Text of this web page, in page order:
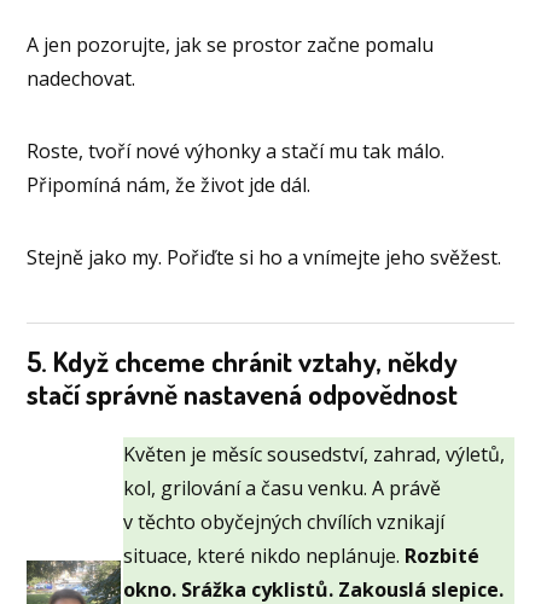
A jen pozorujte, jak se prostor začne pomalu
nadechovat.
Roste, tvoří nové výhonky a stačí mu tak málo.
Připomíná nám, že život jde dál.
Stejně jako my. Pořiďte si ho a vnímejte jeho svěžest.
5. Když chceme chránit vztahy, někdy
stačí správně nastavená odpovědnost
Květen je měsíc sousedství, zahrad, výletů,
kol, grilování a času venku. A právě
v těchto obyčejných chvílích vznikají
situace, které nikdo neplánuje. Rozbité
okno. Srážka cyklistů. Zakouslá slepice.